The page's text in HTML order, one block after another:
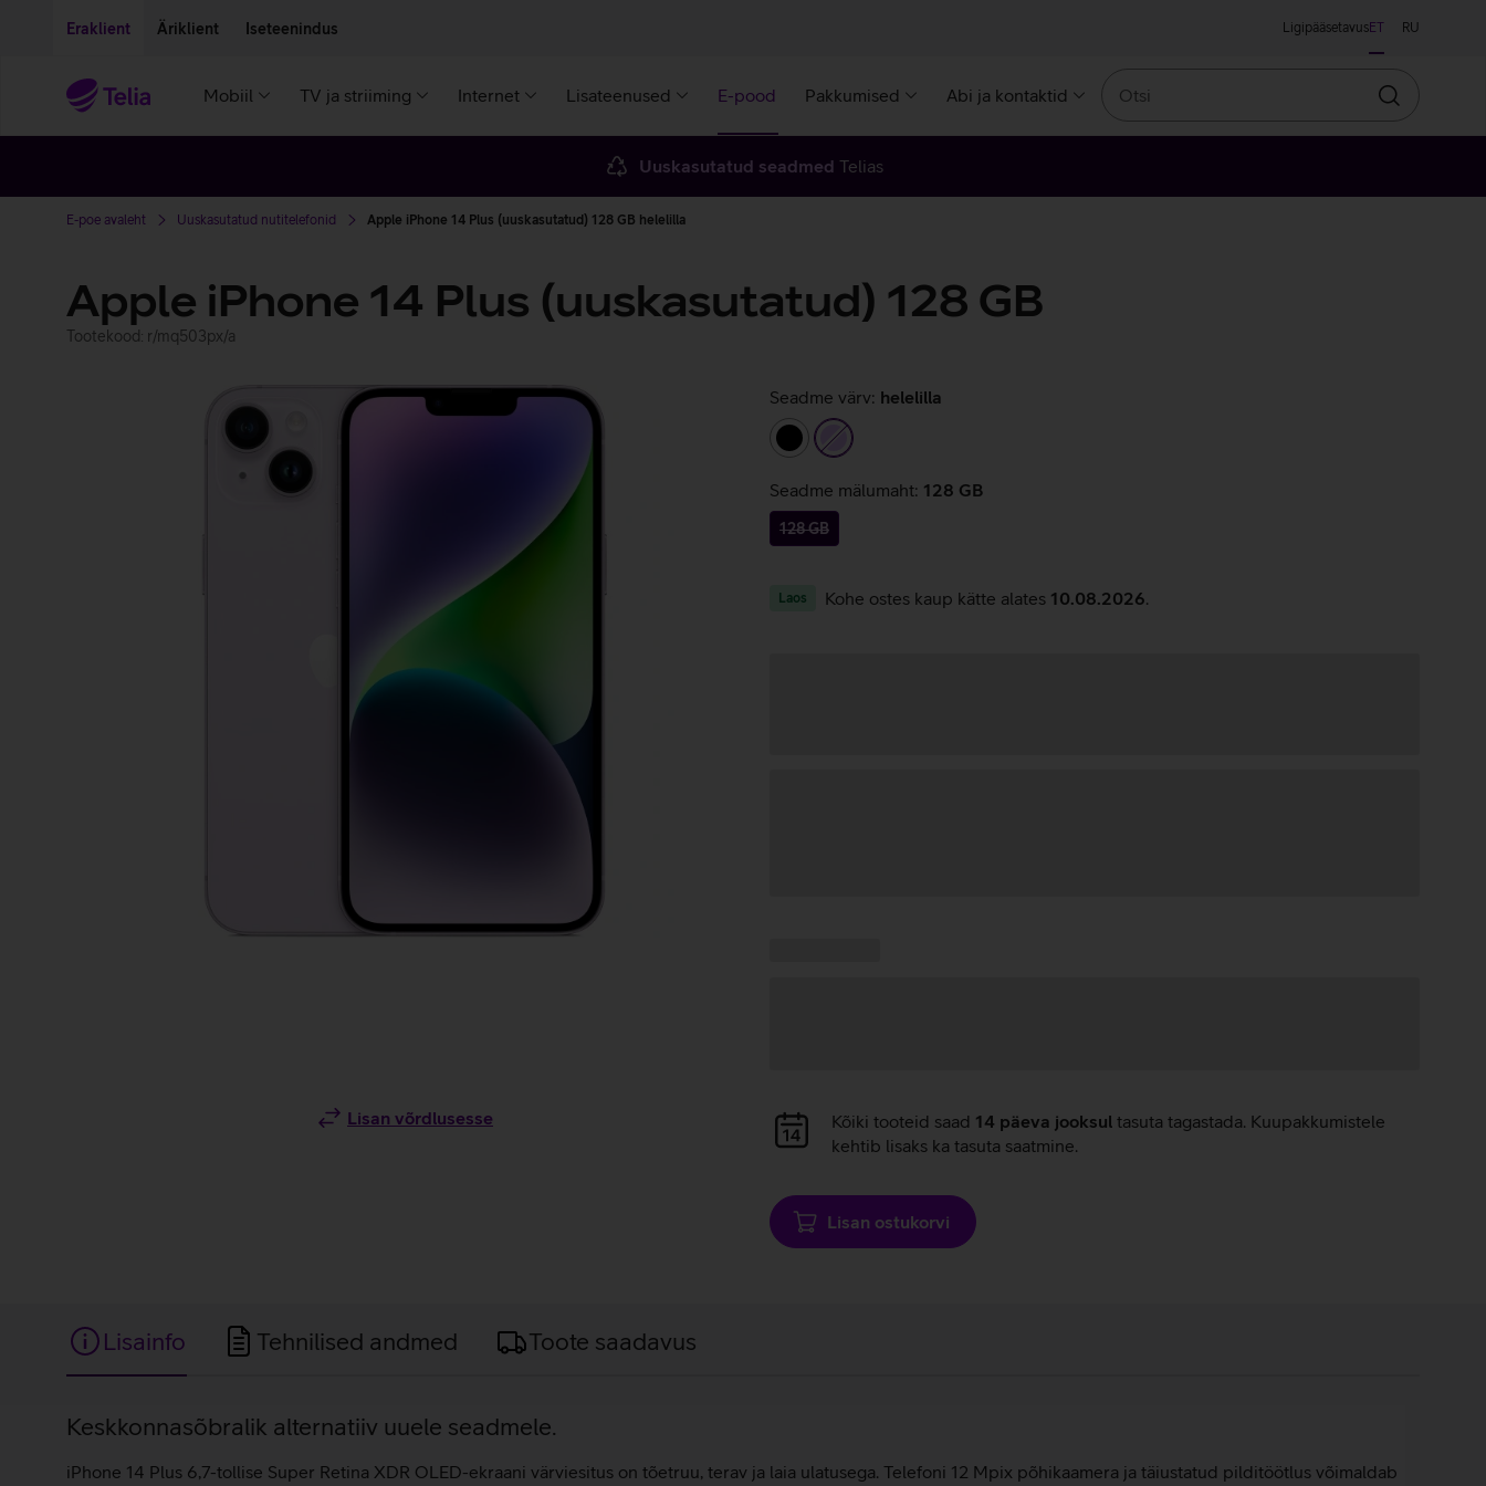
Eraklient Äriklient Iseteenindus LigipääsetavusET RU
Mobiil TV ja striiming Internet Lisateenused E-pood Pakkumised Abi ja kontaktid
Otsin
Uuskasutatud seadmed Telias
E-poe avaleht Uuskasutatud nutitelefonid Apple iPhone 14 Plus (uuskasutatud) 128 GB helelilla
Apple iPhone 14 Plus (uuskasutatud) 128 GB
Tootekood: r/mq503px/a
Lisan võrdlusesse
Seadme värv: helelilla
must
helelilla
Seadme mälumaht: 128 GB
128 GB
Laos Kohe ostes kaup kätte alates 10.08.2026
Andmete
laadimine
Kõiki tooteid saad 14 päeva jooksul tasuta tagastada. Kuupakkumistele
kehtib lisaks ka tasuta saatmine.
Lisan ostukorvi
Lisainfo Tehnilised andmed Toote saadavus
Lisainfo
Keskkonnasõbralik alternatiiv uuele seadmele.
iPhone 14 Plus 6,7-tollise Super Retina XDR OLED-ekraani värviesitus on tõetruu, terav ja laia ulatusega. Telefoni 12 Mpix põhikaamera ja täiustatud pilditöötlus võimaldab